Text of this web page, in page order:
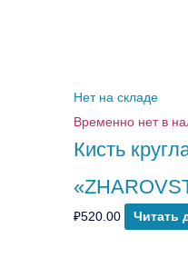
Нет на складе
Временно нет в
Кисть
₽520.00 Читать